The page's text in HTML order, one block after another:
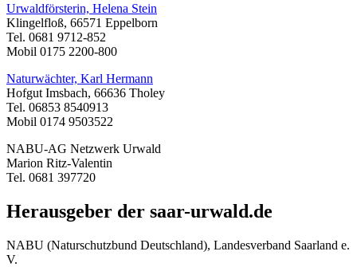
Urwaldförsterin, Helena Stein
Klingelfloß, 66571 Eppelborn
Tel. 0681 9712-852
Mobil 0175 2200-800
Naturwächter, Karl Hermann
Hofgut Imsbach, 66636 Tholey
Tel. 06853 8540913
Mobil 0174 9503522
NABU-AG Netzwerk Urwald
Marion Ritz-Valentin
Tel. 0681 397720
Herausgeber der saar-urwald.de
NABU (Naturschutzbund Deutschland), Landesverband Saarland e.
V.